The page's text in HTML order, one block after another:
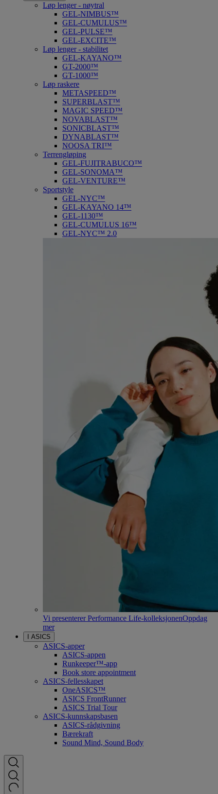
Løp lenger - nøytral
GEL-NIMBUS™
GEL-CUMULUS™
GEL-PULSE™
GEL-EXCITE™
Løp lenger - stabilitet
GEL-KAYANO™
GT-2000™
GT-1000™
Løp raskere
METASPEED™
SUPERBLAST™
MAGIC SPEED™
NOVABLAST™
SONICBLAST™
DYNABLAST™
NOOSA TRI™
Terrengløping
GEL-FUJITRABUCO™
GEL-SONOMA™
GEL-VENTURE™
Sportstyle
GEL-NYC™
GEL-KAYANO 14™
GEL-1130™
GEL-CUMULUS 16™
GEL-NYC™ 2.0
Vi presenterer Performance Life-kolleksjonenOppdag
mer
I ASICS
ASICS-apper
ASICS-appen
Runkeeper™-app
Book store appointment
ASICS-fellesskapet
OneASICS™
ASICS FrontRunner
ASICS Trial Tour
ASICS-kunnskapsbasen
ASICS-rådgivning
Bærekraft
Sound Mind, Sound Body